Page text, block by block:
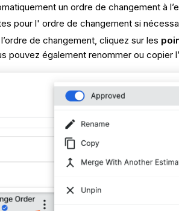
un ordre de changement à
pour l' ordre de changement si
de changement, cliquez sur les
pouvez également renommer ou copier